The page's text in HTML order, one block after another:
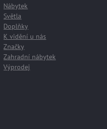
Nábytek
Světla
Doplňky
K vidění u nás
Značky
Zahradní nábytek
Výprodej